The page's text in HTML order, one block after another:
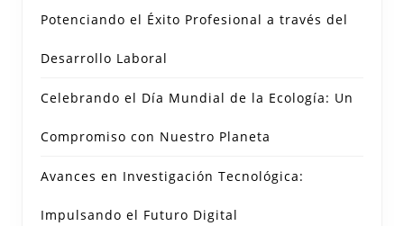
Potenciando el Éxito Profesional a través del
Desarrollo Laboral
Celebrando el Día Mundial de la Ecología: Un
Compromiso con Nuestro Planeta
Avances en Investigación Tecnológica:
Impulsando el Futuro Digital